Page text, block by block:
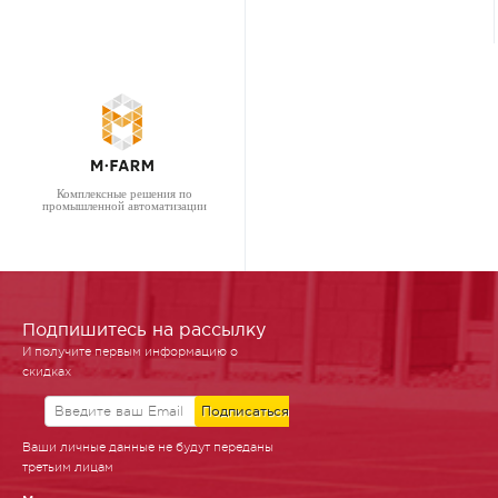
Комплексные решения по
промышленной автоматизации
Подпишитесь на рассылку
И получите первым информацию о
скидках
Ваши личные данные не будут переданы
третьим лицам